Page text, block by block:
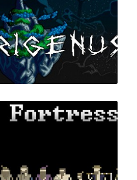
Pit People
Aborigenus